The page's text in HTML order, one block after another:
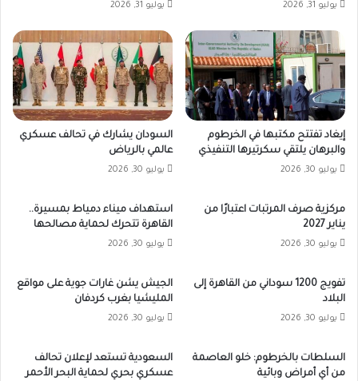
يوليو 31, 2026 يوليو 31, 2026
إيغاد تفتتح مكتبها في الخرطوم
والبرهان يلتقي سكرتيرها التنفيذي
يوليو 30, 2026
السودان يشارك في تحالف عسكري
عالمي بالرياض
يوليو 30, 2026
مركزية صرف المرتبات اعتبارًا من
يناير 2027
يوليو 30, 2026
استهداف ميناء دمياط بمسيرة..
القاهرة تتحرك لحماية مصالحها
يوليو 30, 2026
تفويج 1200 سوداني من القاهرة إلى
البلاد
يوليو 30, 2026
الجيش يشن غارات جوية على مواقع
المليشيا بغرب كردفان
يوليو 30, 2026
السلطات بالخرطوم: خلو العاصمة
من أي أمراض وبائية
السعودية تستعد لإعلان تحالف
عسكري بحري لحماية البحر الأحمر